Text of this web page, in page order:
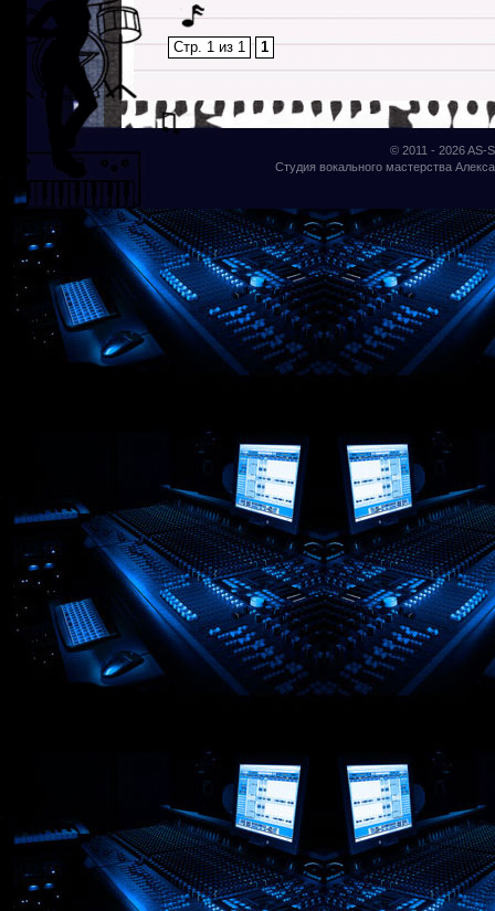
Стр. 1 из 1 1
© 2011 - 2026AS-
Студия вокального мастерства